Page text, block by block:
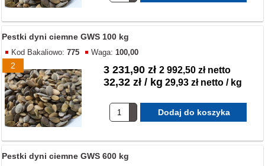
2
Pestki dyni ciemne GWS 100 kg
Kod Bakaliowo:775 Waga: 100,00
3 231,90 zł 2 992,50 zł netto
32,32 zł / kg 29,93 zł netto / kg
Pestki dyni ciemne GWS 600 kg